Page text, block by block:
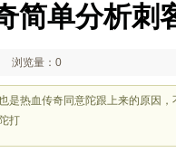
简单分析刺
浏览量：0
是热血传奇同意陀跟上来的原因
打